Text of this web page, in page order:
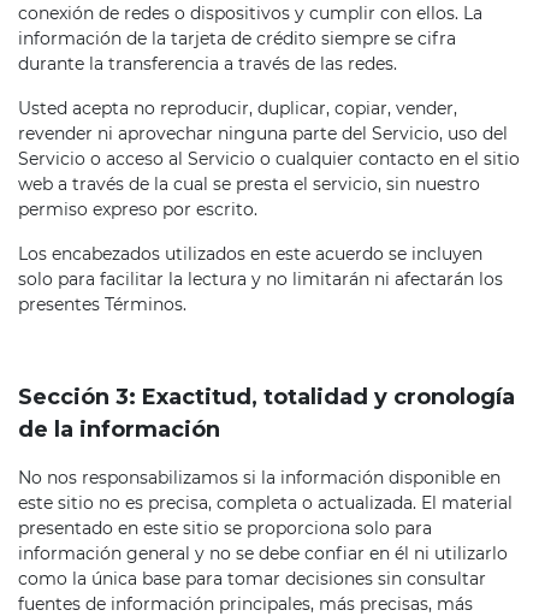
conexión de redes o dispositivos y cumplir con ellos. La
información de la tarjeta de crédito siempre se cifra
durante la transferencia a través de las redes.
Usted acepta no reproducir, duplicar, copiar, vender,
revender ni aprovechar ninguna parte del Servicio, uso del
Servicio o acceso al Servicio o cualquier contacto en el sitio
web a través de la cual se presta el servicio, sin nuestro
permiso expreso por escrito.
Los encabezados utilizados en este acuerdo se incluyen
solo para facilitar la lectura y no limitarán ni afectarán los
presentes Términos.
Sección 3: Exactitud, totalidad y cronología
de la información
No nos responsabilizamos si la información disponible en
este sitio no es precisa, completa o actualizada. El material
presentado en este sitio se proporciona solo para
información general y no se debe confiar en él ni utilizarlo
como la única base para tomar decisiones sin consultar
fuentes de información principales, más precisas, más